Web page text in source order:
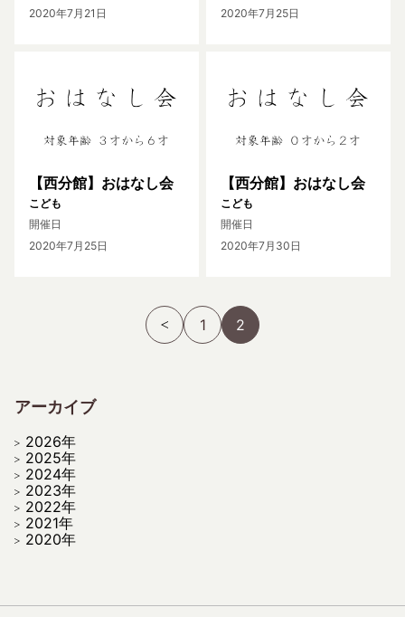
2020年7月21日
2020年7月25日
【西分館】おはなし会
こども
開催日
2020年7月25日
【西分館】おはなし会
こども
開催日
2020年7月30日
1 2
アーカイブ
2026年
2025年
2024年
2023年
2022年
2021年
2020年